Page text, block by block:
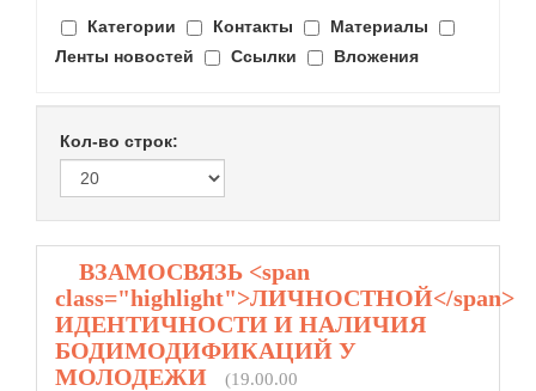
Категории Контакты
Материалы
Ленты новостей
Ссылки Вложения
Кол-во строк:
ВЗАМОСВЯЗЬ <span
class="highlight">ЛИЧНОСТНОЙ</span>
ИДЕНТИЧНОСТИ И НАЛИЧИЯ
БОДИМОДИФИКАЦИЙ У
МОЛОДЕЖИ
(19.00.00